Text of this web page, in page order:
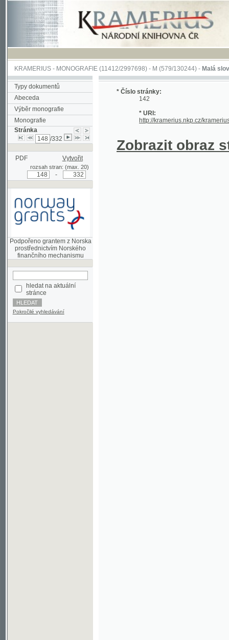
KRAMERIUS-MONOGRAFIE(11412/2997698) -M (579/130244)-Malá
Typy dokumentů
Abeceda
Výběr monografie
Monografie
Stránka
/332
PDF Vytvořit
rozsah stran: (max. 20)
Podpořeno grantem z Norska
prostřednictvím Norského
hledat na aktuální
stránce
Pokročilé vyhledávání
* Číslo stránky:
142
* URI:
http://kramerius.nkp.cz/kramerius/